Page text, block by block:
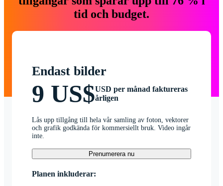
tid och budget.
Endast bilder
9 US$USD per månad faktureras
årligen
Lås upp tillgång till hela vår samling av foton, vektorer
och grafik godkända för kommersiellt bruk. Video ingår
inte.
Prenumerera nu
Planen inkluderar: